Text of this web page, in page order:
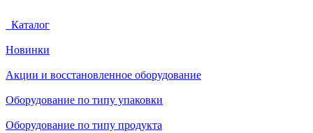
Каталог
Новинки
Акции и восстановленное оборудование
Оборудование по типу упаковки
Оборудование по типу продукта